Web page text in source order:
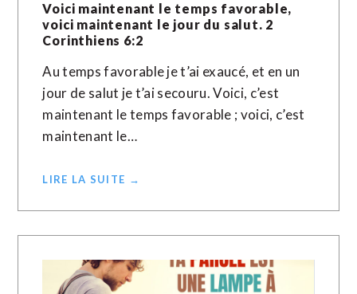
Voici maintenant le temps favorable,
voici maintenant le jour du salut. 2
Corinthiens 6:2
Au temps favorable je t’ai exaucé, et en un
jour de salut je t’ai secouru. Voici, c’est
maintenant le temps favorable ; voici, c’est
maintenant le…
LIRE LA SUITE →